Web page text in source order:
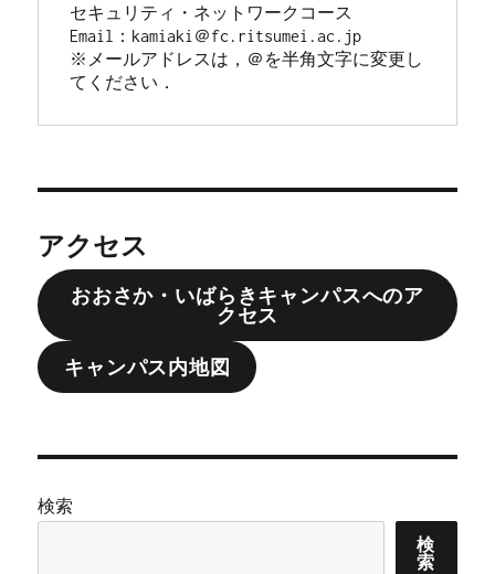
セキュリティ・ネットワークコース
Email：kamiaki＠fc.ritsumei.ac.jp
※メールアドレスは，＠を半角文字に変更し
てください．
アクセス
おおさか・いばらきキャンパスへのア
クセス
キャンパス内地図
検索
検
索